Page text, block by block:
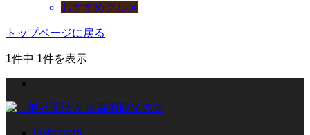
おすすめグルメ
トップページに戻る
1件中 1件を表示
Instagram